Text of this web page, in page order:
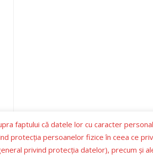
faptului că datele lor cu caracter
protecţia persoanelor fizice în ceea ce
privind protecţia datelor), precum şi